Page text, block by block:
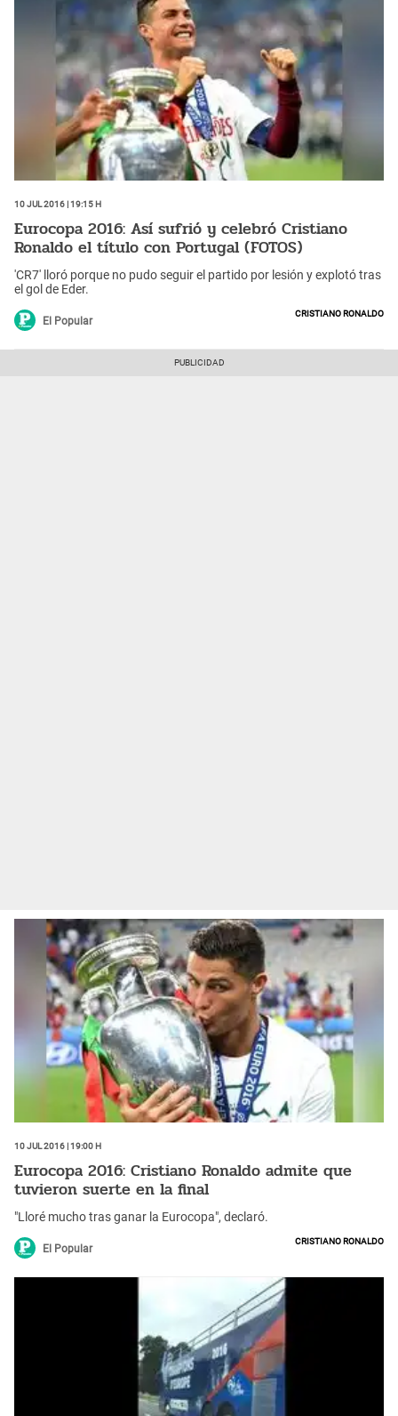
10 Jul 2016 | 19:15 h
Eurocopa 2016: Así sufrió y celebró Cristiano
Ronaldo el título con Portugal (FOTOS)
'CR7' lloró porque no pudo seguir el partido por lesión y explotó tras
el gol de Eder.
El Popular
Cristiano Ronaldo
10 Jul 2016 | 19:00 h
Eurocopa 2016: Cristiano Ronaldo admite que
tuvieron suerte en la final
"Lloré mucho tras ganar la Eurocopa", declaró.
El Popular
Cristiano Ronaldo